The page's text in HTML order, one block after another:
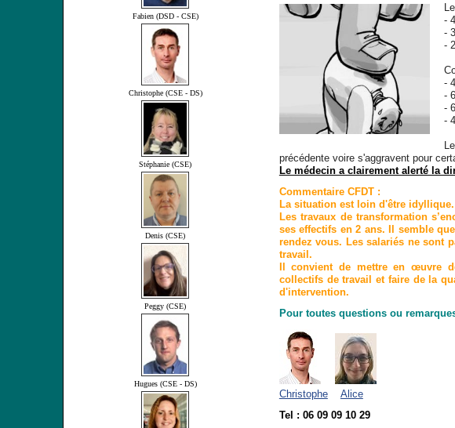
Fabien (DSD - CSE)
Christophe (CSE - DS)
Stéphanie (CSE)
Denis (CSE)
Peggy (CSE)
Hugues (CSE - DS)
-
-
-
-
-
-
-
précédente voire s'aggravent pour
Le médecin a clairement alerté la
Commentaire CFDT :
La situation est loin d'être
Les travaux de transformation
ses effectifs en 2 ans. Il semble
rendez vous. Les salariés ne sont
travail.
Il convient de mettre en œuvre
collectifs de travail et faire de la
d'intervention.
Pour toutes questions ou
Christophe
Alice
Tel : 06 09 09 10 29